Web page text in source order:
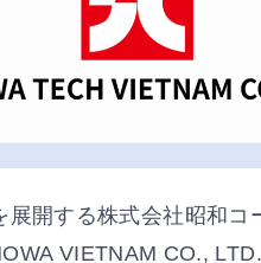
開する株式会社昭和コ
VIETNAM CO., LTD.